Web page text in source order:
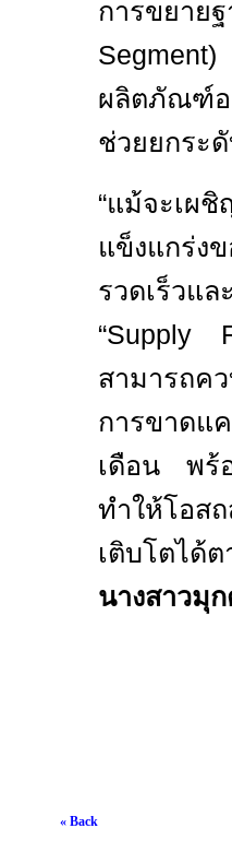
การขยา
Segment)
ผลิตภัณฑ์
ช่วยยกระ
“แม้จะเผ
แข็งแกร่
รวดเร็วแ
“Supply
สามารถค
การขาดแ
เดือน พร้
ทำให้โอส
เติบโตได้
นางสาวมุ
« Back